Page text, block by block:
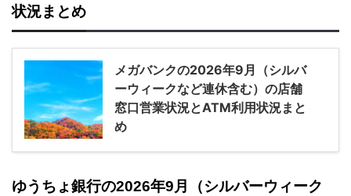
状況まとめ
メガバンクの2026年9月（シルバ
ーウィークなど連休含む）の店舗
窓口営業状況とATM利用状況まと
め
ゆうちょ銀行の2026年9月（シルバーウィーク